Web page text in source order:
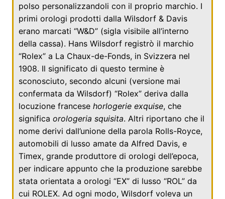
polso personalizzandoli con il proprio marchio. I
primi orologi prodotti dalla Wilsdorf & Davis
erano marcati “W&D” (sigla visibile all’interno
della cassa). Hans Wilsdorf registrò il marchio
“Rolex” a La Chaux-de-Fonds, in Svizzera nel
1908. Il significato di questo termine è
sconosciuto, secondo alcuni (versione mai
confermata da Wilsdorf) “Rolex” deriva dalla
locuzione francese horlogerie exquise, che
significa orologeria squisita. Altri riportano che il
nome derivi dall’unione della parola Rolls-Royce,
automobili di lusso amate da Alfred Davis, e
Timex, grande produttore di orologi dell’epoca,
per indicare appunto che la produzione sarebbe
stata orientata a orologi “EX” di lusso “ROL” da
cui ROLEX. Ad ogni modo, Wilsdorf voleva un